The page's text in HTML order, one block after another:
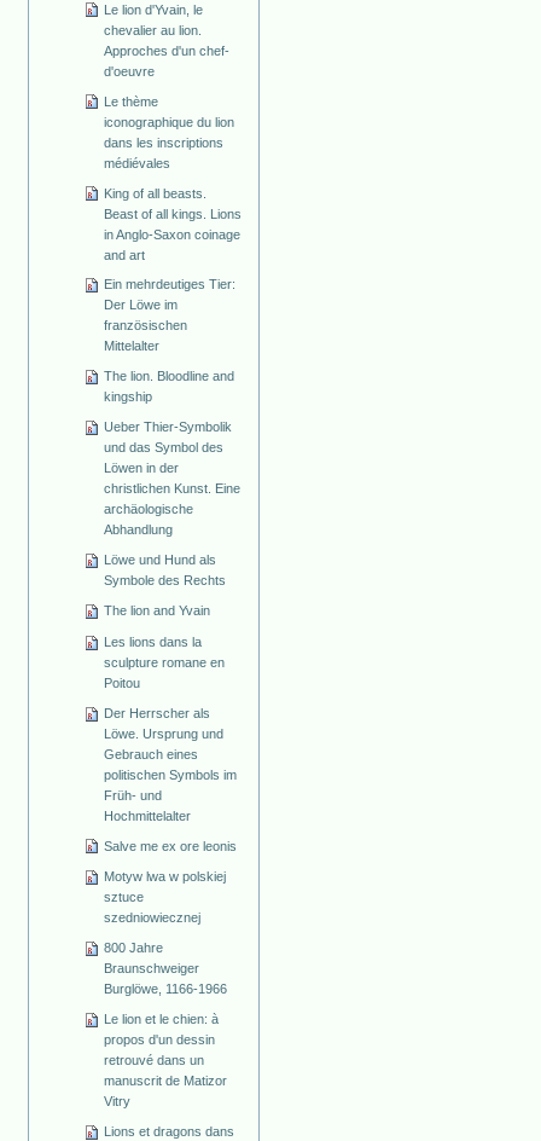
Le lion d'Yvain, le
chevalier au lion.
Approches d'un chef-
d'oeuvre
Le thème
iconographique du lion
dans les inscriptions
médiévales
King of all beasts.
Beast of all kings. Lions
in Anglo-Saxon coinage
and art
Ein mehrdeutiges Tier:
Der Löwe im
französischen
Mittelalter
The lion. Bloodline and
kingship
Ueber Thier-Symbolik
und das Symbol des
Löwen in der
christlichen Kunst. Eine
archäologische
Abhandlung
Löwe und Hund als
Symbole des Rechts
The lion and Yvain
Les lions dans la
sculpture romane en
Poitou
Der Herrscher als
Löwe. Ursprung und
Gebrauch eines
politischen Symbols im
Früh- und
Hochmittelalter
Salve me ex ore leonis
Motyw lwa w polskiej
sztuce
szedniowiecznej
800 Jahre
Braunschweiger
Burglöwe, 1166-1966
Le lion et le chien: à
propos d'un dessin
retrouvé dans un
manuscrit de Matizor
Vitry
Lions et dragons dans